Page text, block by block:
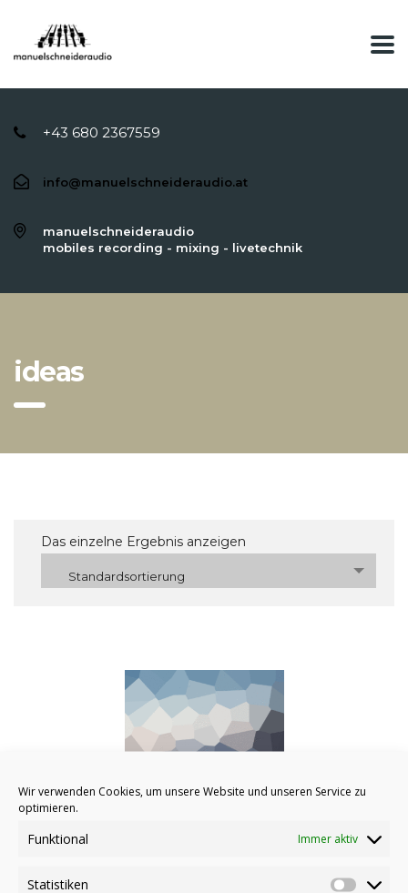
Wir verwenden Cookies, um unsere Website und unseren Service zu
optimieren.
Funktional Immer aktiv
Statistiken
+43 680 2367559
info@manuelschneideraudio.at
manuelschneideraudio
mobiles recording - mixing - livetechnik
ideas
Das einzelne Ergebnis anzeigen
Standardsortierung